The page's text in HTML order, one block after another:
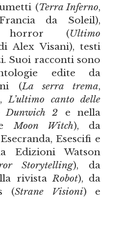
(Terra Inferno,
da Soleil),
horror (Ultimo
Alex Visani), testi
Suoi racconti sono
edite da
(La serra trema,
, L’ultimo canto delle
Dunwich 2e nella
Moon Witch), da
Esescifi e
Edizioni Watson
Storytelling), da
rivista Robot), da
(Strane Visioni) e